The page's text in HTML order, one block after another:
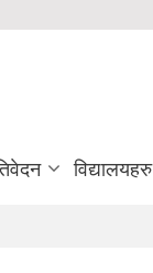
विद्यालयहरु